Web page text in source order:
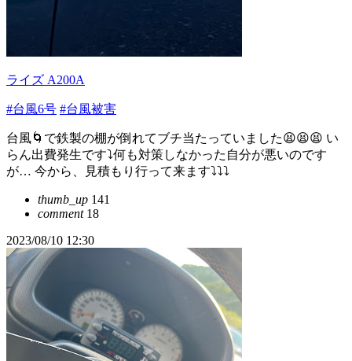
ライズ A200A
#台風6号 #台風被害
台風🌀で鉄製の棚が倒れてブチ当たっていました😫😫😫 い
らん出費発生です⤵︎何も対策しなかった自分が悪いのです
が… 今から、見積もり行って来ます⤵︎⤵︎⤵︎
thumb_up 141
comment18
2023/08/10 12:30